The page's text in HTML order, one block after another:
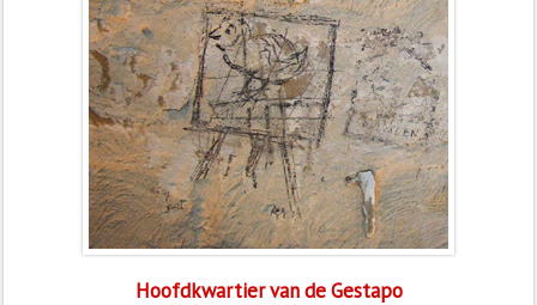
Hoofdkwartier van de Gestapo